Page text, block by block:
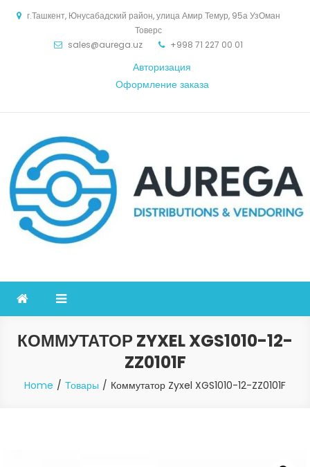
г.Ташкент, Юнусабадский район, улица Амир Темур, 95а УзОман
Товерс
sales@aurega.uz
+998 71 227 00 01
Авторизация
Оформление заказа
КОММУТАТОР ZYXEL XGS1010-12-
ZZ0101F
Home Товары Коммутатор Zyxel XGS1010-12-ZZ0101F